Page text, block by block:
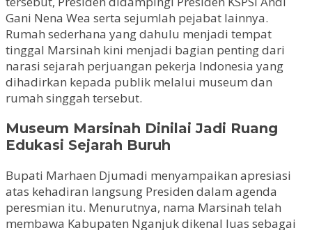
Gani Nena Wea serta sejumlah pejabat lainnya.
Rumah sederhana yang dahulu menjadi tempat
tinggal Marsinah kini menjadi bagian penting dari
narasi sejarah perjuangan pekerja Indonesia yang
dihadirkan kepada publik melalui museum dan
rumah singgah tersebut.
Museum Marsinah Dinilai Jadi Ruang
Edukasi Sejarah Buruh
Bupati Marhaen Djumadi menyampaikan apresiasi
atas kehadiran langsung Presiden dalam agenda
peresmian itu. Menurutnya, nama Marsinah telah
membawa Kabupaten Nganjuk dikenal luas sebagai